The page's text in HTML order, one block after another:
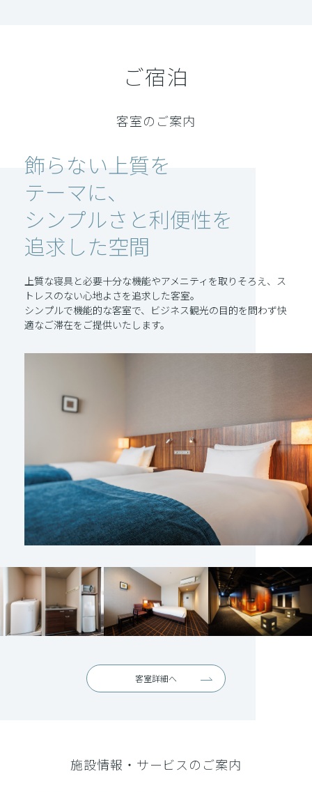
ご宿泊
客室のご案内
飾らない上質を
テーマに、
シンプルさと利便性を
追求した空間
上質な寝具と必要十分な機能やアメニティを取りそろえ、ス
トレスのない心地よさを追求した客室。
シンプルで機能的な客室で、ビジネス観光の目的を問わず快
適なご滞在をご提供いたします。
客室詳細へ
施設情報・サービスのご案内